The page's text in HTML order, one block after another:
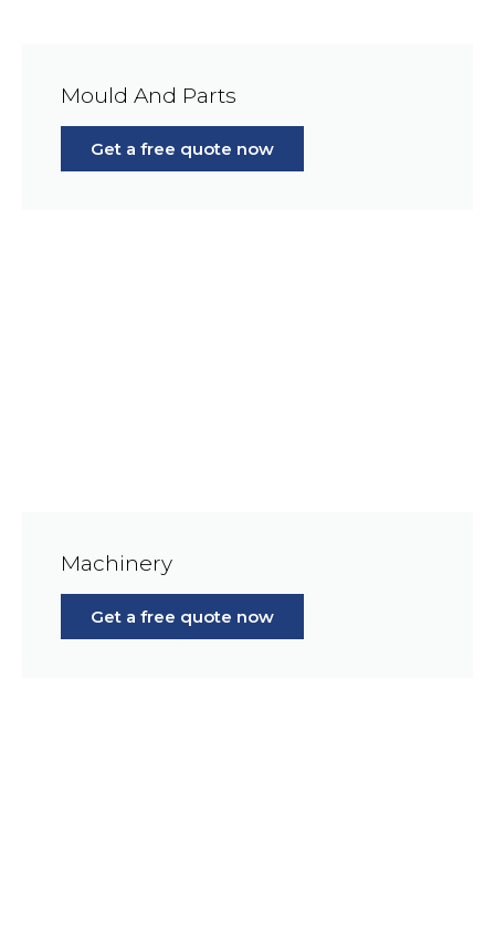
Mould And Parts
Get a free quote now
Machinery
Get a free quote now